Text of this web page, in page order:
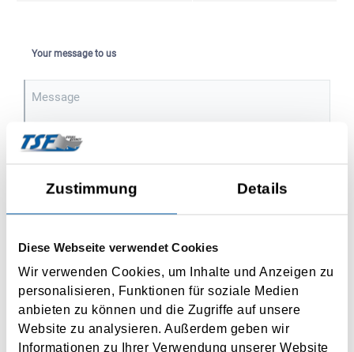
Zustimmung Details
Diese Webseite verwendet Cookies
Wir verwenden Cookies, um Inhalte und Anzeigen zu
personalisieren, Funktionen für soziale Medien
anbieten zu können und die Zugriffe auf unsere
Website zu analysieren. Außerdem geben wir
Informationen zu Ihrer Verwendung unserer Website
Your message to us
Message
Personal information
Mr. Mrs.
Firstname